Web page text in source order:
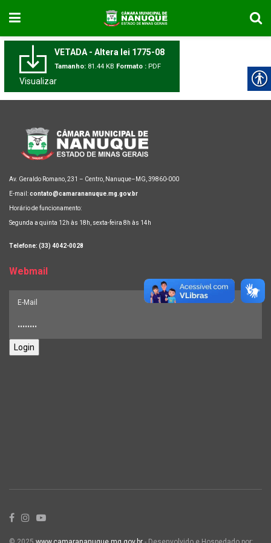
VETADA - Altera lei 1775-08
Tamanho: 81.44 KB Formato : PDF
Visualizar
Av. Geraldo Romano, 231 – Centro, Nanuque–MG, 39860-000
E-mail:contato@camarananuque.mg.gov.br
Horário de funcionamento:
Segunda a quinta 12h às 18h, sexta-feira 8h às 14h
Telefone: (33) 4042-0028
Webmail
Login